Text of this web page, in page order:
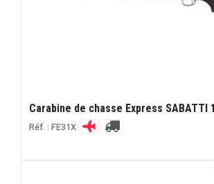
Carabine de chasse Express SABATTI
Réf. : FE31X